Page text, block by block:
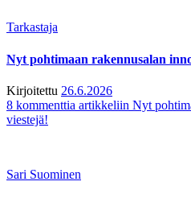
Tarkastaja
Nyt pohtimaan rakennusalan
Kirjoitettu 26.6.2026
8 kommenttia artikkeliin Nyt
viestejä!
Sari Suominen